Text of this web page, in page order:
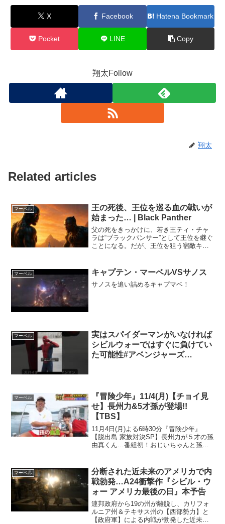
X Facebook Hatena Bookmark
Pocket LINE Copy
翔太Follow
翔太
Related articles
マーベル
王の死後、王位を巡る血の戦いが
始まった… | Black Panther
父の死をきっかけに、若き王ティ・チャ
ラは“ブラックパンサー”として王位を継ぐ
ことになる。だが、王位を狙う宿敵キル
そして国の運命を決める壮絶な戦いが始
まる。 世界を震撼...
マーベル キャプテン・マーベルVSサノス
サノスを追い詰めるキャプマベ！
マーベル
実はスパイダーマンがいなければ
シビルウォーではすぐに負けてい
た可能性#アベンジャーズ
マーベル
『冒険少年』11/4(月)【チョイ見
せ】長州力&5才孫が登場!!
【TBS】
11月4日(月)よる6時30分『冒険少年』
【脱出島 家族対決SP】長州力が５才の孫
由真くん…番組初！おじいちゃんと孫が
ファミリーにトラブル発生！撮影続行不
能の事態に…！...
マーベル
分断された近未来のアメリカで内
戦勃発…A24衝撃作『シビル・ウ
ォー アメリカ最後の日』本予告
連邦政府から19の州が離脱し、カリフォ
ルニア州＆テキサス州の【西部勢力】と
【政府軍】による内戦が勃発した近未来